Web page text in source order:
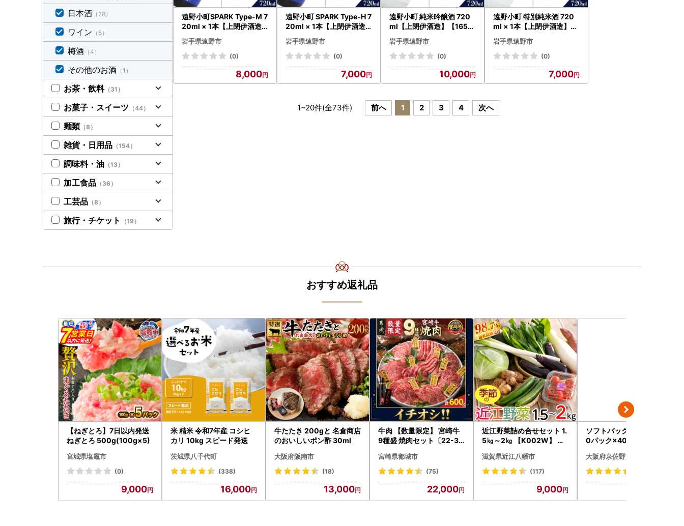
遠野小町SPARK Type-M 7
20ml × 1本【上閉伊酒造
】【1654934】
岩手県遠野市
(0)
8,000
遠野小町 SPARK Type-H 7
20ml × 1本【上閉伊酒造
】【1654937】
岩手県遠野市
(0)
7,000
遠野小町 純米吟醸酒 720
ml【上閉伊酒造】【1654
939】
岩手県遠野市
(0)
10,000
遠野小町 特別純米酒 720
ml × 1本【上閉伊酒造】【
1654941】
岩手県遠野市
(0)
7,000
1~20件(全73件) 前へ 1 2 3 4 次へ
日本酒 （28）
ワイン （5）
梅酒 （4）
その他のお酒 （1）
お茶・飲料（31）
お菓子・スイーツ （44）
麺類 （8）
雑貨・日用品 （154）
調味料・油 （13）
加工食品 （36）
工芸品 （8）
旅行・チケット （19）
おすすめ返礼品
【ねぎとろ】7日以内発送
ねぎとろ 500g(100g×5)
宮城県塩竈市
(0)
9,000
米 精米 令和7年産 コシヒ
カリ 10kg スピード発送
茨城県八千代町
(338)
16,000
牛たたき 200gと 名倉商店
のおいしいポン酢 30ml
大阪府阪南市
(18)
13,000
牛肉 【数量限定】 宮崎牛
9種盛 焼肉セット〔22-31
シ!! 牛肉
宮崎県都城市
(75)
22,000
近江野菜詰め合せセット 1.
5㎏～2㎏ 【K002W】 野
滋賀県近江八幡市
(117)
9,000
ソフトパックティッシュ 6
0パック×400枚
大阪府泉佐野市